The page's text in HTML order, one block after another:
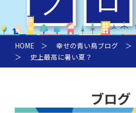
HOME ＞ 幸せの青い鳥ブログ ＞
＞ 史上最高に暑い夏？
ブログ